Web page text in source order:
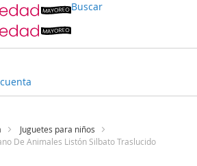
Buscar
Juguetes para niños
De Animales Listón Silbato Traslucido